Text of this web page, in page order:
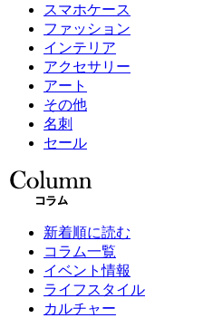
スマホケース
ファッション
インテリア
アクセサリー
アート
その他
名刺
セール
新着順に読む
コラム一覧
イベント情報
ライフスタイル
カルチャー